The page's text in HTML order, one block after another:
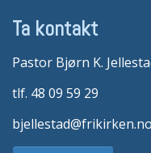
Ta kontakt
Pastor Bjørn K.
tlf. 48 09 59 29
bjellestad@frikirken.no